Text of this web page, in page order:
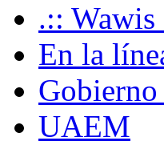
.:: Wawis
En la
UAEM